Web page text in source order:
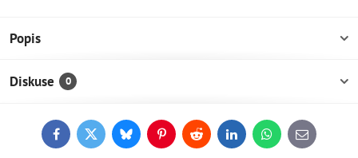
Popis
Diskuse 0
FacebookTwitterBlueskyPinterestReddit LinkedInWhatsApp
E-
mail